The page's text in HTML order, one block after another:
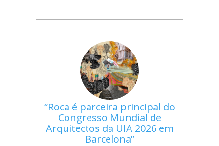
Roca é parceira principal do
Congresso Mundial de
Arquitectos da UIA 2026 em
Barcelona